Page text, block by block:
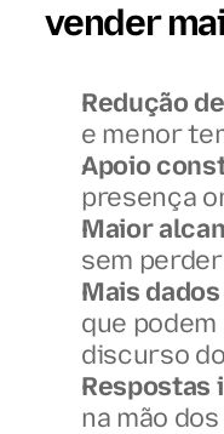
vender
Redução
e menor
Apoio
presença
Maior
sem
Mais
que
discurso
Respostas
na mão